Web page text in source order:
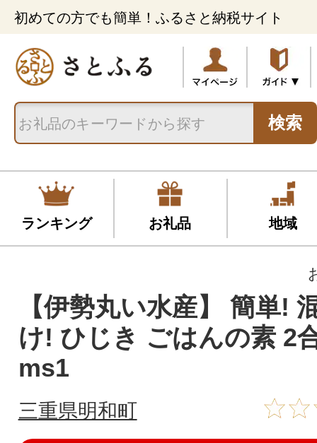
初めての方でも簡単！ふるさと納税サイト
検索
ランキング お礼品 地域
【伊勢丸い水産】 簡単!
け! ひじき ごはんの素 2
ms1
三重県明和町